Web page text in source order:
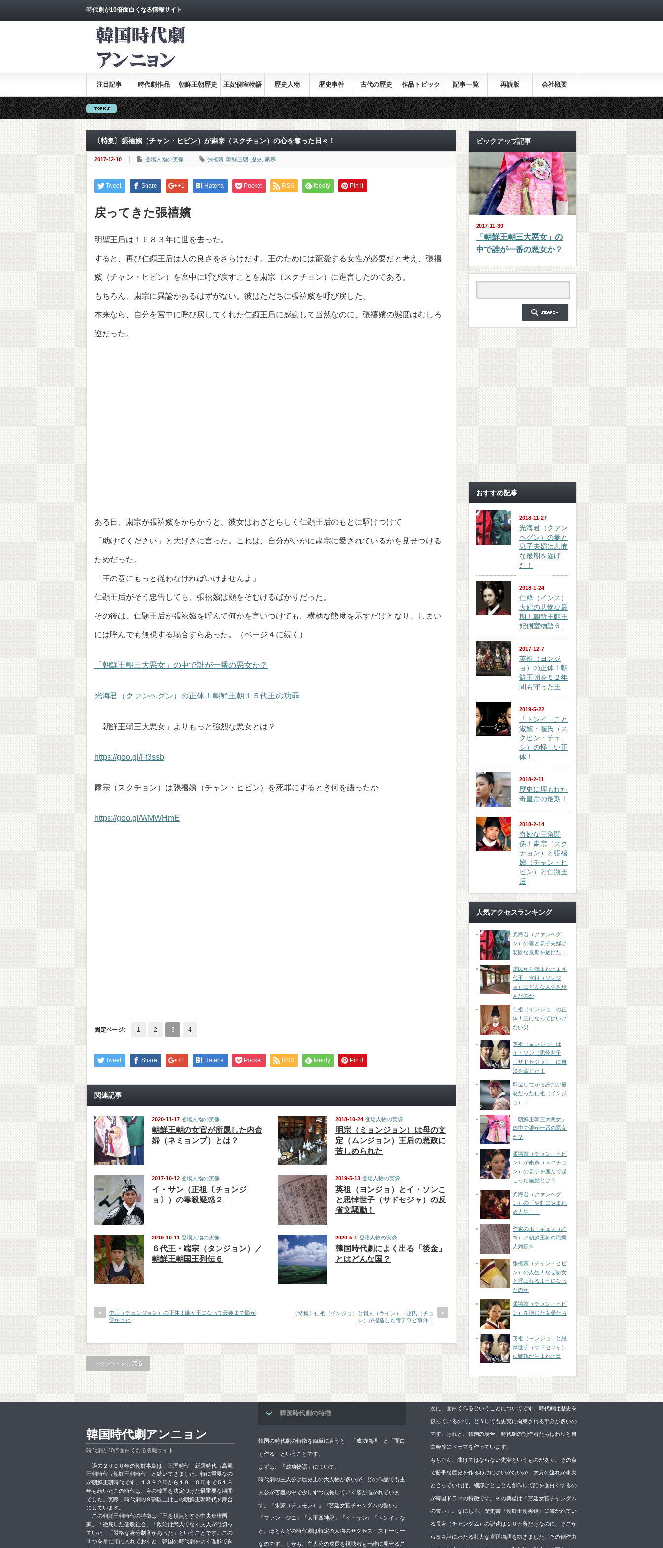
時代劇が10倍面白くなる情報サイト
注目記事 時代劇作品 朝鮮王朝歴史
全集
王妃側室物語 歴史人物 歴史事件 古代の歴史 作品トピック
ス
記事一覧 再読版 会社概要
〔特集〕張禧嬪（チャン・ヒビン）が粛宗（スクチョン）の心を奪った日々！
2017-12-10 登場人物の実像 張禧嬪 朝鮮王朝 歴史 粛宗
Tweet Share +1 Hatena Pocket RSS feedly Pin it
戻ってきた張禧嬪
明聖王后は１６８３年に世を去った。
すると、再び仁顕王后は人の良さをさらけだす。王のためには寵愛する女性が必要だと考え、張禧
嬪（チャン・ヒビン）を宮中に呼び戻すことを粛宗（スクチョン）に進言したのである。
もちろん、粛宗に異論があるはずがない。彼はただちに張禧嬪を呼び戻した。
本来なら、自分を宮中に呼び戻してくれた仁顕王后に感謝して当然なのに、張禧嬪の態度はむしろ
逆だった。
ある日、粛宗が張禧嬪をからかうと、彼女はわざとらしく仁顕王后のもとに駆けつけて
「助けてください」と大げさに言った。これは、自分がいかに粛宗に愛されているかを見せつける
ためだった。
「王の意にもっと従わなければいけませんよ」
仁顕王后がそう忠告しても、張禧嬪は顔をそむけるばかりだった。
その後は、仁顕王后が張禧嬪を呼んで何かを言いつけても、横柄な態度を示すだけとなり、しまい
には呼んでも無視する場合すらあった。（ページ４に続く）
「朝鮮王朝三大悪女」の中で誰が一番の悪女か？
光海君（クァンヘグン）の正体！朝鮮王朝１５代王の功罪
「朝鮮王朝三大悪女」よりもっと強烈な悪女とは？
https://goo.gl/Ff3ssb
粛宗（スクチョン）は張禧嬪（チャン・ヒビン）を死罪にするとき何を語ったか
https://goo.gl/WMWHmE
固定ページ: 1 2 3 4
Tweet Share +1 Hatena Pocket RSS feedly Pin it
関連記事
2020-11-17 登場人物の実像
朝鮮王朝の女官が所属した内命
婦（ネミョンブ）とは？
2018-10-24 登場人物の実像
明宗（ミョンジョン）は母の文
定（ムンジョン）王后の悪政に
苦しめられた
2017-10-12 登場人物の実像
イ・サン（正祖〔チョンジ
ョ〕）の毒殺疑惑２
2019-5-13 登場人物の実像
英祖（ヨンジョ）とイ・ソンこ
と思悼世子（サドセジャ）の反
省文騒動！
2019-10-11 登場人物の実像
６代王・端宗（タンジョン）／
朝鮮王朝国王列伝６
2020-5-1 登場人物の実像
韓国時代劇によく出る「後金」
とはどんな国？
中宗（チュンジョン）の正体！嫌々王になって最後まで影が
薄かった
〔特集〕仁祖（インジョ）と貴人（キイン）・趙氏（チョ
シ）が捏造した毒アワビ事件！
トップページに戻る
ピックアップ記事
2017-11-30
「朝鮮王朝三大悪女」の
中で誰が一番の悪女か？
おすすめ記事
2018-11-27
光海君（クァン
ヘグン）の妻と
息子夫婦は悲惨
な最期を遂げ
た！
2018-1-24
仁粋（インス）
大妃の悲惨な最
期！朝鮮王朝王
妃側室物語６
2017-12-7
英祖（ヨンジ
ョ）の正体！朝
鮮王朝を５２年
間も守った王
2019-5-22
「トンイ」こと
淑嬪・崔氏（ス
クピン・チェ
シ）の怪しい正
体！
2018-2-11
歴史に埋もれた
奇皇后の最期！
2018-2-14
奇妙な三角関
係！粛宗（スク
チョン）と張禧
嬪（チャン・ヒ
ビン）と仁顕王
后
人気アクセスランキング
光海君（クァンヘグ
ン）の妻と息子夫婦は
悲惨な最期を遂げた！
庶民から怨まれた１４
代王・宣祖（ソンジ
ョ）はどんな人生を歩
んだのか
仁祖（インジョ）の正
体！王になってはいけ
ない男
英祖（ヨンジョ）は
イ・ソン（思悼世子
〔サドセジャ〕）に自
決を命じた！
即位してから評判が最
悪だった仁祖（インジ
ョ）！
「朝鮮王朝三大悪女」
の中で誰が一番の悪女
か？
張禧嬪（チャン・ヒビ
ン）が粛宗（スクチョ
ン）の息子を産んで起
こった騒動とは？
光海君（クァンヘグ
ン）の「やむにやまれ
ぬ人生」！
作家のホ・ギュン（許
筠）／朝鮮王朝の職業
人列伝４
張禧嬪（チャン・ヒビ
ン）の人生！なぜ悪女
と呼ばれるようになっ
たのか
張禧嬪（チャン・ヒビ
ン）を演じた女優たち
英祖（ヨンジョ）と思
悼世子（サドセジャ）
に確執が生まれた日
韓国時代劇の特徴
韓国の時代劇の特徴を簡単に言うと、「成功物語」と「面白
く作る」ということです。
まずは、「成功物語」について。
時代劇の主人公は歴史上の大人物が多いが、どの作品でも主
人公が苦難の中で少しずつ成長していく姿が描かれていま
す。『朱蒙（チュモン）』『宮廷女官チャングムの誓い』
『ファン・ジニ』『太王四神記』『イ・サン』『トンイ』な
ど、ほとんどの時代劇は特定の人物のサクセス・ストーリー
なのです。しかも、主人公の成長を視聴者も一緒に見守るこ
次に、面白く作るということについてです。時代劇は歴史を
扱っているので、どうしても史実に拘束される部分が多いの
です。けれど、韓国の場合、時代劇の制作者たちはわりと自
由奔放にドラマを作っています。
もちろん、曲げてはならない史実というものがあり、その点
で勝手な歴史を作るわけにはいかないが、大方の流れが事実
と合っていれば、細部はとことん創作して話を面白くするの
が韓国ドラマの特徴です。その典型は『宮廷女官チャングム
の誓い』。なにしろ、歴史書『朝鮮王朝実録』に書かれてい
る長今（チャングム）の記述は１０カ所だけなのに、そこか
ら５４話にわたる壮大な宮廷物語を紡ぎました。その創作力
韓国時代劇アンニョン
時代劇が10倍面白くなる情報サイト
過去２０００年の朝鮮半島は、三国時代→新羅時代→高麗
王朝時代→朝鮮王朝時代、と続いてきました。特に重要なの
が朝鮮王朝時代です。１３９２年から１９１０年まで５１８
年も続いたこの時代は、今の韓国を決定づけた最重要な期間
でした。実際、時代劇の８割以上はこの朝鮮王朝時代を舞台
にしています。
この朝鮮王朝時代の特徴は「王を頂点とする中央集権国
家」「徹底した儒教社会」「政治は武人でなく文人が仕切っ
ていた」「厳格な身分制度があった」ということです。この
４つを常に頭に入れておくと、韓国の時代劇をよく理解でき